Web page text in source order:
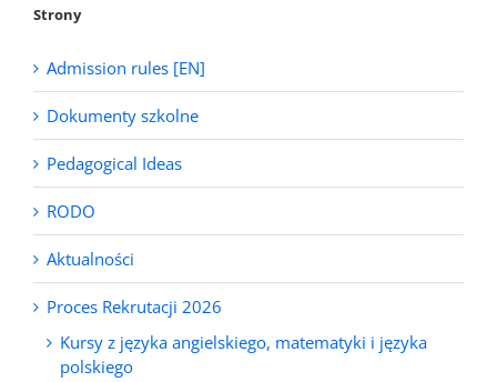
Strony
Admission rules [EN]
Dokumenty szkolne
Pedagogical Ideas
RODO
Aktualności
Proces Rekrutacji 2026
Kursy z języka angielskiego, matematyki i języka
polskiego